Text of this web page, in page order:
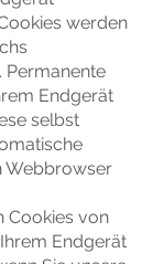
werden
Permanente
Endgerät
selbst
Webbrowser
Cookies von
Endgerät